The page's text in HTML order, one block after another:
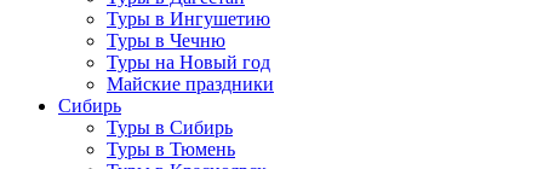
Туры в Ингушетию
Туры в Чечню
Туры на Новый год
Майские праздники
Сибирь
Туры в Сибирь
Туры в Тюмень